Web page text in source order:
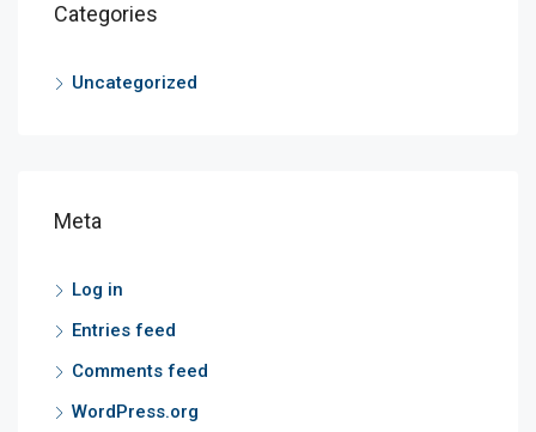
Categories
Uncategorized
Meta
Log in
Entries feed
Comments feed
WordPress.org